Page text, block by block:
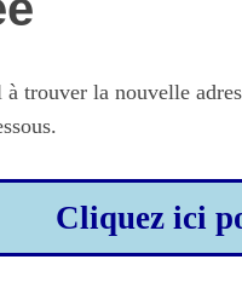
trouver la nouvelle
Cliquez ici